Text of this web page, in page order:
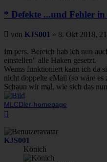
* Defekte ...und Fehler in
Beitrag
von KJS001 » 8. Okt 2018,
Im pers. Bereich hab ich nun
einstellen" alle Haken gesetzt.
Wenns funktioniert kann ich da
nicht doppelte eMail (so wäre es
Schaun wir mal, wie sich das
MLCDler-homepage
KJS001
Könich